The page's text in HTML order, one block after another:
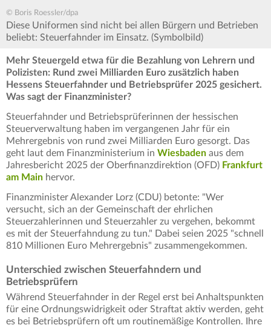
© Boris Roessler/dpa
Diese Uniformen sind nicht bei allen Bürgern und Betrieben
beliebt: Steuerfahnder im Einsatz. (Symbolbild)
Mehr Steuergeld etwa für die Bezahlung von Lehrern und
Polizisten: Rund zwei Milliarden Euro zusätzlich haben
Hessens Steuerfahnder und Betriebsprüfer 2025 gesichert.
Was sagt der Finanzminister?
Steuerfahnder und Betriebsprüferinnen der hessischen
Steuerverwaltung haben im vergangenen Jahr für ein
Mehrergebnis von rund zwei Milliarden Euro gesorgt. Das
geht laut dem Finanzministerium in Wiesbaden aus dem
Jahresbericht 2025 der Oberfinanzdirektion (OFD) Frankfurt
am Main hervor.
Finanzminister Alexander Lorz (CDU) betonte: "Wer
versucht, sich an der Gemeinschaft der ehrlichen
Steuerzahlerinnen und Steuerzahler zu vergehen, bekommt
es mit der Steuerfahndung zu tun." Dabei seien 2025 "schnell
810 Millionen Euro Mehrergebnis" zusammengekommen.
Unterschied zwischen Steuerfahndern und
Betriebsprüfern
Während Steuerfahnder in der Regel erst bei Anhaltspunkten
für eine Ordnungswidrigkeit oder Straftat aktiv werden, geht
es bei Betriebsprüfern oft um routinemäßige Kontrollen. Ihre